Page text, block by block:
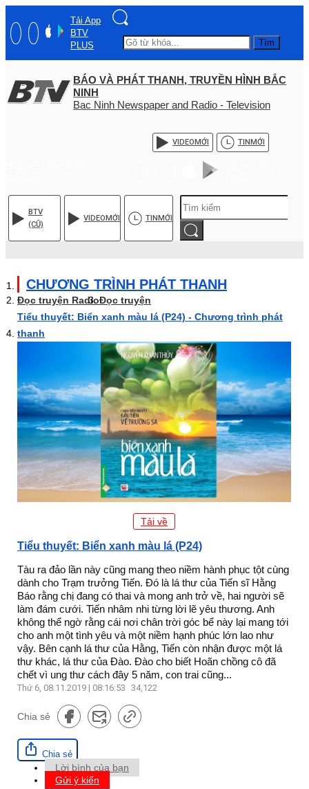
Tải App
BTV
PLUS
Tìm
BÁO VÀ PHÁT THANH, TRUYỀN HÌNH BẮC
NINH
Bac Ninh Newspaper and Radio - Television
VIDEOMỚI TINMỚI
BTV
(CŨ)
VIDEOMỚI TINMỚI
CHƯƠNG TRÌNH PHÁT THANH
Đọc truyện RadioĐọc truyện
Tiểu thuyết: Biển xanh màu lá (P24) - Chương trình phát
thanh
Tải về
Tiểu thuyết: Biển xanh màu lá (P24)
Tàu ra đảo lần này cũng mang theo niềm hành phục tột cùng
dành cho Trạm trưởng Tiến. Đó là lá thư của Tiến sĩ Hằng
Báo rằng chị đang có thai và mong anh trở về, hai người sẽ
làm đám cưới. Tiến nhâm nhi từng lời lẽ yêu thương. Anh
không thể ngờ rằng cái nơi chân trời góc bể này lại mang tới
cho anh một tình yêu và một niềm hạnh phúc lớn lao như
vậy. Bên cạnh lá thư của Hằng, Tiến còn nhận được một lá
thư khác, lá thư của Đào. Đào cho biết Hoãn chồng cô đã
chết vì ung thư cách đây 5 năm, con trai cũng...
Thứ 6, 08.11.2019 | 08:16:53 34,122
Chia sẻ
Chia sẻ
Lời bình của bạn
Gửi ý kiến